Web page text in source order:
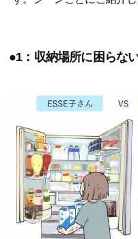
●1：収納場所に困らない